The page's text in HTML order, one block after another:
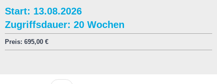
Start: 13.08.2026
Zugriffsdauer: 20 Wochen
Preis: 695,00 €